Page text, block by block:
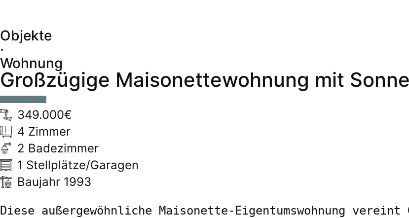
Objekte
·
Wohnung
Großzügige Maisonettewohnung mit
Jetzt anrufen
349.000€
4 Zimmer
2 Badezimmer
1 Stellplätze/Garagen
Baujahr 1993
Diese außergewöhnliche Maisonette-Eigentumswohnung